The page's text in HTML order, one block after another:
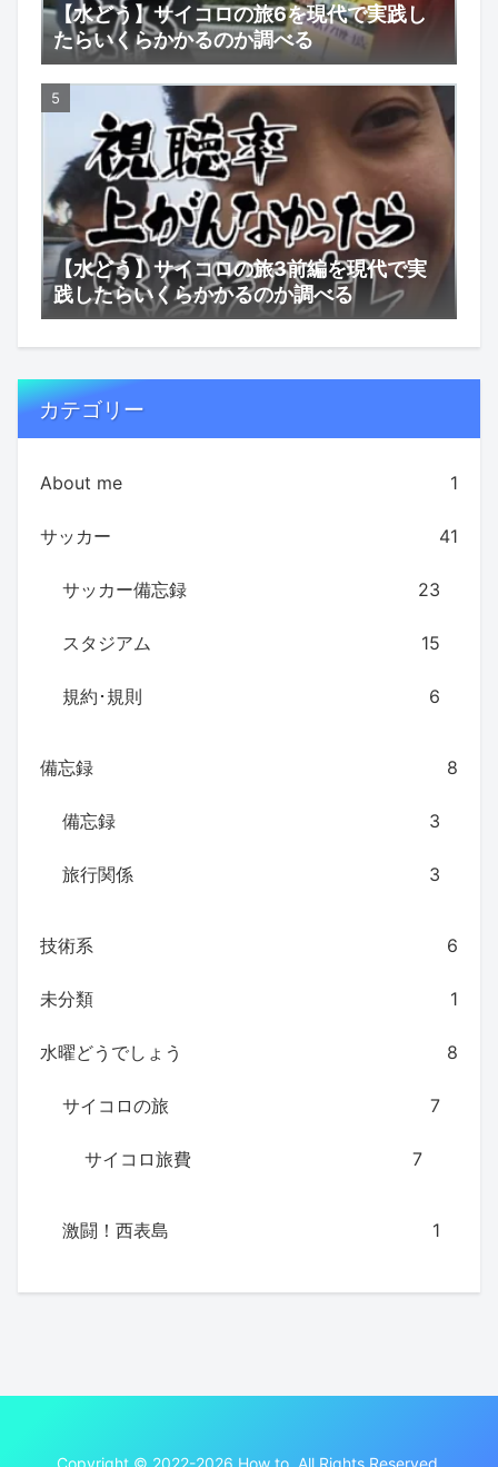
【水どう】サイコロの旅6を現代で実践し
たらいくらかかるのか調べる
【水どう】サイコロの旅3前編を現代で実
践したらいくらかかるのか調べる
カテゴリー
About me 1
サッカー 41
サッカー備忘録 23
スタジアム 15
規約･規則 6
備忘録 8
備忘録 3
旅行関係 3
技術系 6
未分類 1
水曜どうでしょう 8
サイコロの旅 7
サイコロ旅費 7
激闘！西表島 1
Copyright © 2022-2026 How to. All Rights Reserved.